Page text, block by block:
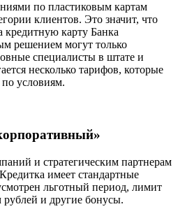
по пластиковым картам
клиентов. Это значит, что
кредитную карту Банка
решением могут только
специалисты в штате и
несколько тарифов, которые
по условиям.
и стратегическим партнерам
имеет стандартные
льготный период, лимит
рублей и другие бонусы.